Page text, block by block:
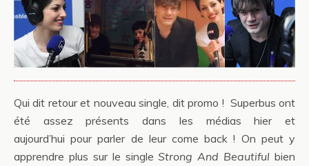
Qui dit retour et nouveau single, dit promo ! Superbus ont
été assez présents dans les médias hier et
aujourd’hui pour parler de leur come back ! On peut y
apprendre plus sur le singleStrong And Beautiful bien